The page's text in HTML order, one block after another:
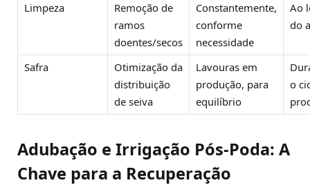
Limpeza
Remoção de
ramos
doentes/secos
Constantemente,
conforme
necessidade
Ao
do
Safra
Otimização da
distribuição
de seiva
Lavouras em
produção, para
equilíbrio
o
Adubação e Irrigação Pós-Poda: A
Chave para a Recuperação